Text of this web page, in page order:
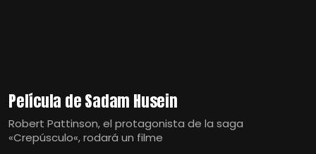
Película de Sadam Husein
Robert Pattinson, el protagonista de la saga
«Crepúsculo«, rodará un filme